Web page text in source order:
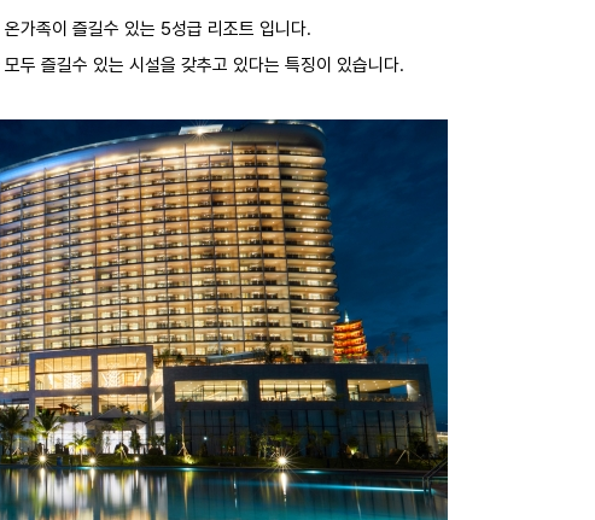
924,400원
조식포함 1,105,983원
세금 봉사료 포함
조식포함 1,044,867원
세금 봉사료 포함
가족이 즐길수 있는 5성급 리조트 입니다.
두 즐길수 있는 시설을 갖추고 있다는 특징이 있습니다.